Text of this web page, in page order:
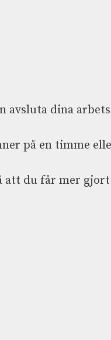
dina
på en timme
att du får mer